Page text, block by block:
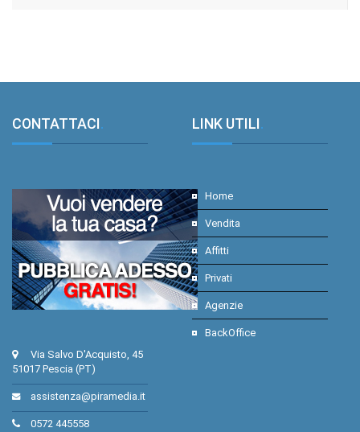
CONTATTACI.
Via Salvo D'Acquisto, 45
51017 Pescia (PT)
assistenza@piramedia.it
0572 445558
LINK UTILI.
Home
Vendita
Affitti
Privati
Agenzie
BackOffice